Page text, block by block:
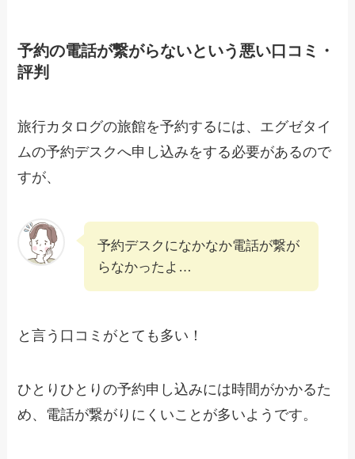
予約の電話が繋がらないという悪い口コミ・
評判
旅行カタログの旅館を予約するには、エグゼタイ
ムの予約デスクへ申し込みをする必要があるので
すが、
予約デスクになかなか電話が繋が
らなかったよ…
と言う口コミがとても多い！
ひとりひとりの予約申し込みには時間がかかるた
め、電話が繋がりにくいことが多いようです。